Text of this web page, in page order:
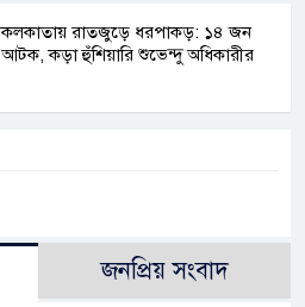
কলকাতায় রাতজুড়ে ধরপাকড়: ১৪ জন
আটক, কড়া হুঁশিয়ারি শুভেন্দু অধিকারীর
জনপ্রিয় সংবাদ